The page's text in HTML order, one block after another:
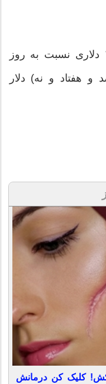
قیمت طلای جهانی با کاهش ۱۲۰ دلاری نسبت به روز
پانصد و هفتاد و نه) دلار
کلیک کن درمانش